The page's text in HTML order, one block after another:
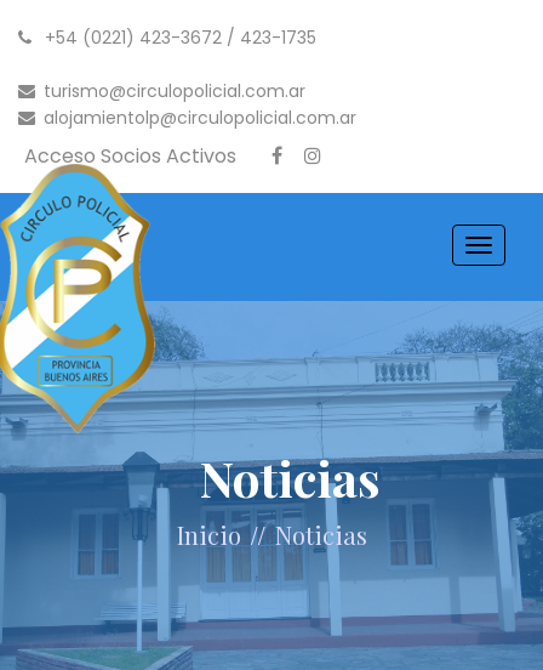
+54 (0221) 423-3672 / 423-1735
turismo@circulopolicial.com.ar
alojamientolp@circulopolicial.com.ar
Acceso Socios Activos
Toggle
Noticias
Inicio // Noticias